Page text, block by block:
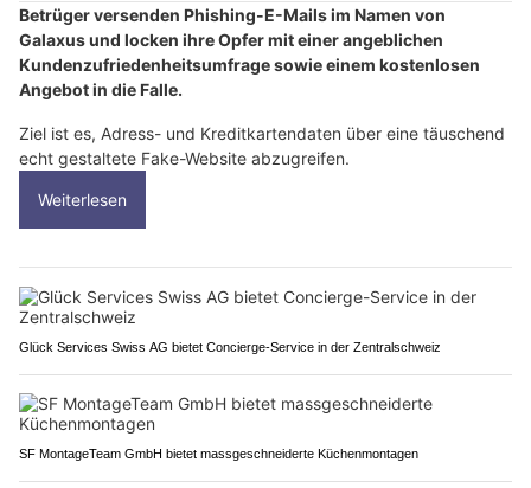
Betrüger versenden Phishing-E-Mails im Namen von
Galaxus und locken ihre Opfer mit einer angeblichen
Kundenzufriedenheitsumfrage sowie einem kostenlosen
Angebot in die Falle.
Ziel ist es, Adress- und Kreditkartendaten über eine täuschend
echt gestaltete Fake-Website abzugreifen.
Weiterlesen
Glück Services Swiss AG bietet Concierge-Service in der Zentralschweiz
SF MontageTeam GmbH bietet massgeschneiderte Küchenmontagen